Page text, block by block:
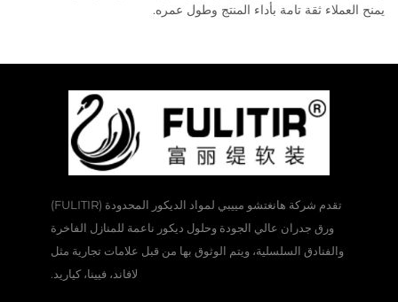
يمنح العملاء ثقة تامة بأداء المنتج وطول عمره.
تقدم شركة هانغتشو مييبي لمواد الديكور المحدودة (FULITIR)
ورق جدران عالي الجودة وحلول ديكور ناعمة للمنازل الفاخرة
والفنادق السلسلية، ويتم الوثوق بها من قبل علامات تجارية مثل
لافاند، فيينا، كياريد.